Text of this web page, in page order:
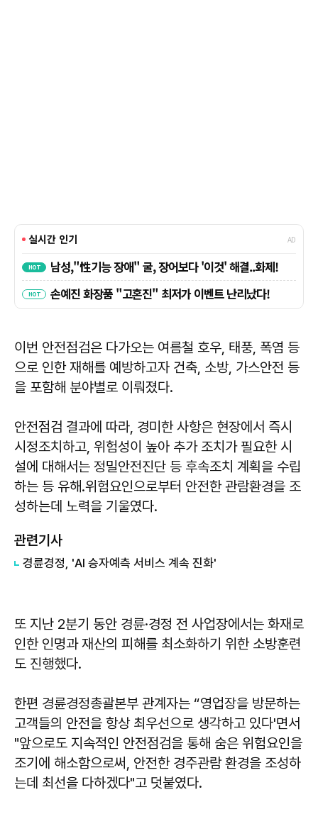
이번 안전점검은 다가오는 여름철 호우, 태풍, 폭염 등
으로 인한 재해를 예방하고자 건축, 소방, 가스안전 등
을 포함해 분야별로 이뤄졌다.
안전점검 결과에 따라, 경미한 사항은 현장에서 즉시
시정조치하고, 위험성이 높아 추가 조치가 필요한 시
설에 대해서는 정밀안전진단 등 후속조치 계획을 수립
하는 등 유해․위험요인으로부터 안전한 관람환경을 조
성하는데 노력을 기울였다.
관련기사
경륜경정, 'AI 승자예측 서비스 계속 진화'
또 지난 2분기 동안 경륜·경정 전 사업장에서는 화재로
인한 인명과 재산의 피해를 최소화하기 위한 소방훈련
도 진행했다.
한편 경륜경정총괄본부 관계자는 “영업장을 방문하는
고객들의 안전을 항상 최우선으로 생각하고 있다'면서
"앞으로도 지속적인 안전점검을 통해 숨은 위험요인을
조기에 해소함으로써, 안전한 경주관람 환경을 조성하
는데 최선을 다하겠다"고 덧붙였다.